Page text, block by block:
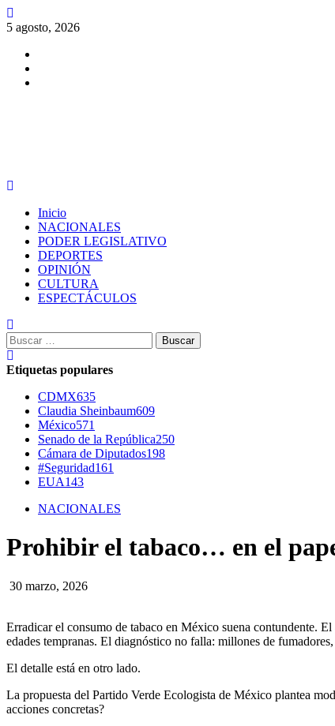
Saltar
al
5 agosto, 2026
Inicio
NACIONALES
PODER LEGISLATIVO
DEPORTES
OPINIÓN
CULTURA
ESPECTÁCULOS
Buscar:
Etiquetas populares
CDMX635
Claudia Sheinbaum609
México571
Senado de la República250
Cámara de Diputados198
#Seguridad161
EUA143
NACIONALES
Prohibir el tabaco… en el
30 marzo, 2026
Erradicar el consumo de tabaco en México suena contundente.
edades tempranas. El diagnóstico no falla: millones de
El detalle está en otro lado.
La propuesta del Partido Verde Ecologista de México plantea
acciones concretas?